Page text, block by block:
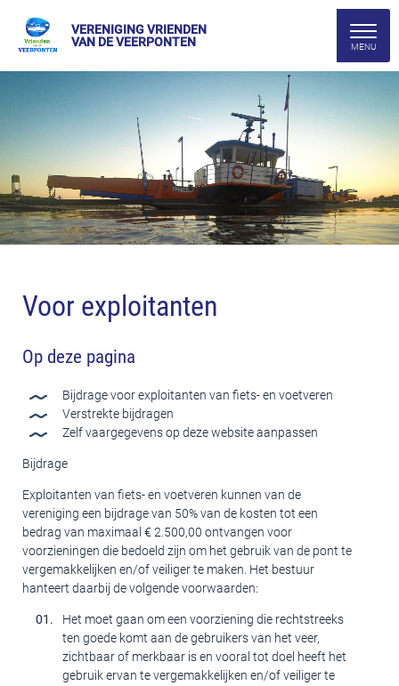
VERENIGING VRIENDEN
VAN DE VEERPONTEN
Voor exploitanten
Op deze pagina
Bijdrage voor exploitanten van fiets- en voetveren
Verstrekte bijdragen
Zelf vaargegevens op deze website aanpassen
Bijdrage
Exploitanten van fiets- en voetveren kunnen van de
vereniging een bijdrage van 50% van de kosten tot een
bedrag van maximaal € 2.500,00 ontvangen voor
voorzieningen die bedoeld zijn om het gebruik van de pont te
vergemakkelijken en/of veiliger te maken. Het bestuur
hanteert daarbij de volgende voorwaarden:
Het moet gaan om een voorziening die rechtstreeks
ten goede komt aan de gebruikers van het veer,
zichtbaar of merkbaar is en vooral tot doel heeft het
gebruik ervan te vergemakkelijken en/of veiliger te